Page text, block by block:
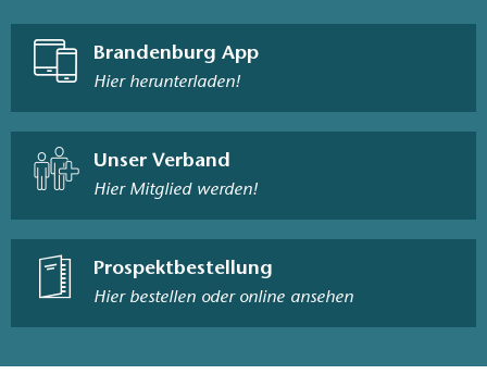
Brandenburg App
Hier herunterladen!
Unser Verband
Hier Mitglied werden!
Prospektbestellung
Hier bestellen oder online ansehen